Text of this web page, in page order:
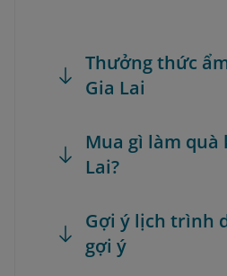
Thưởng thức
Gia Lai
Mua gì làm quà
Lai?
Gợi ý lịch trình
gợi ý